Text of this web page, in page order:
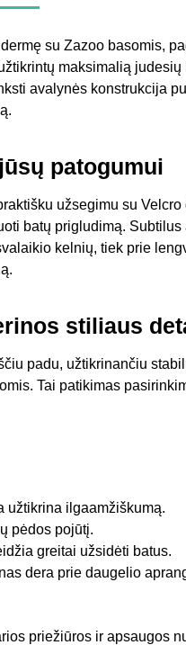
su Zazoo basomis,
maksimalią
avalynės konstrukcija
patogumui
užsegimu su
batų prigludimą.
kelnių, tiek prie
stiliaus
padu, užtikrinančiu
Tai patikimas
užtikrina ilgaamžiškumą.
pėdos pojūtį.
greitai užsidėti batus.
dera prie daugelio
priežiūros ir apsaugos